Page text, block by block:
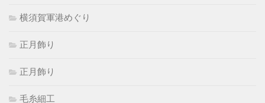
横須賀軍港めぐり
正月飾り
正月飾り
毛糸細工